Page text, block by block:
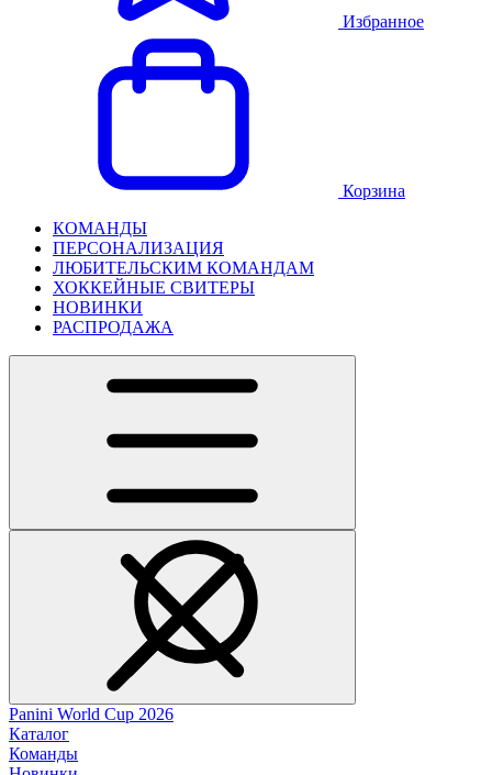
Избранное
Корзина
КОМАНДЫ
ПЕРСОНАЛИЗАЦИЯ
ЛЮБИТЕЛЬСКИМ КОМАНДАМ
ХОККЕЙНЫЕ СВИТЕРЫ
НОВИНКИ
РАСПРОДАЖА
Panini World Cup 2026
Каталог
Команды